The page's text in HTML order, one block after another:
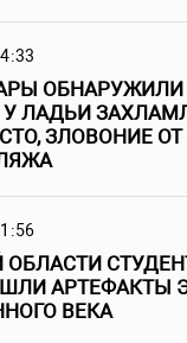
ОБНАРУЖИЛИ
ЛАДЬИ
ЗЛОВОНИЕ ОТ
ОБЛАСТИ
АРТЕФАКТЫ
ВЕКА